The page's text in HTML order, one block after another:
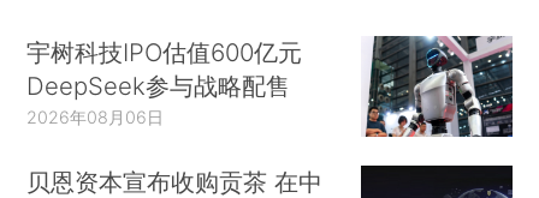
宇树科技IPO估值600亿元
DeepSeek参与战略配售
2026年08月06日
贝恩资本宣布收购贡茶 在中